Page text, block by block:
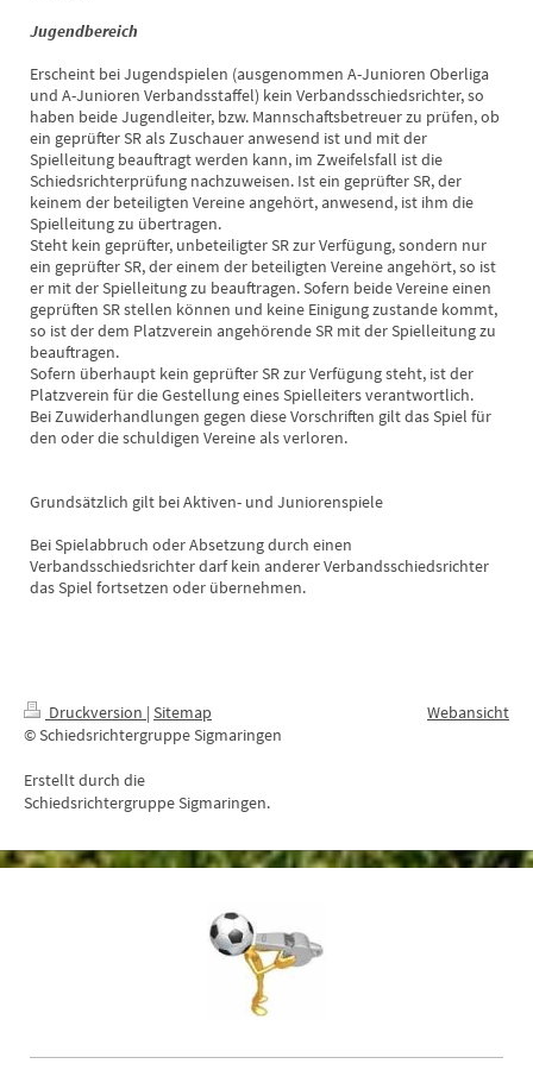
Jugendbereich
Erscheint bei Jugendspielen (ausgenommen A-Junioren Oberliga
und A-Junioren Verbandsstaffel) kein Verbandsschiedsrichter, so
haben beide Jugendleiter, bzw. Mannschaftsbetreuer zu prüfen, ob
ein geprüfter SR als Zuschauer anwesend ist und mit der
Spielleitung beauftragt werden kann, im Zweifelsfall ist die
Schiedsrichterprüfung nachzuweisen. Ist ein geprüfter SR, der
keinem der beteiligten Vereine angehört, anwesend, ist ihm die
Spielleitung zu übertragen.
Steht kein geprüfter, unbeteiligter SR zur Verfügung, sondern nur
ein geprüfter SR, der einem der beteiligten Vereine angehört, so ist
er mit der Spielleitung zu beauftragen. Sofern beide Vereine einen
geprüften SR stellen können und keine Einigung zustande kommt,
so ist der dem Platzverein angehörende SR mit der Spielleitung zu
beauftragen.
Sofern überhaupt kein geprüfter SR zur Verfügung steht, ist der
Platzverein für die Gestellung eines Spielleiters verantwortlich.
Bei Zuwiderhandlungen gegen diese Vorschriften gilt das Spiel für
den oder die schuldigen Vereine als verloren.
Grundsätzlich gilt bei Aktiven- und Juniorenspiele
Bei Spielabbruch oder Absetzung durch einen
Verbandsschiedsrichter darf kein anderer Verbandsschiedsrichter
das Spiel fortsetzen oder übernehmen.
Druckversion | Sitemap
© Schiedsrichtergruppe Sigmaringen
Erstellt durch die
Schiedsrichtergruppe Sigmaringen.
Webansicht